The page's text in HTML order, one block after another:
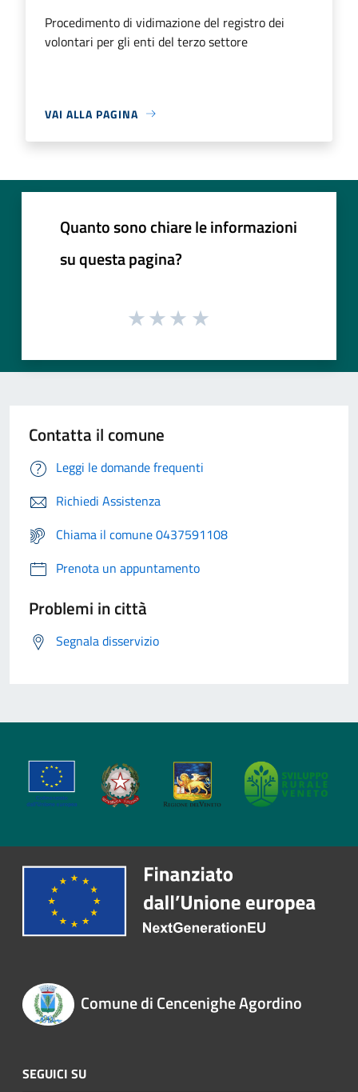
Procedimento di vidimazione del registro dei
volontari per gli enti del terzo settore
VAI ALLA PAGINA
Quanto sono chiare le informazioni
su questa pagina?
Contatta il comune
Leggi le domande frequenti
Richiedi Assistenza
Chiama il comune 0437591108
Prenota un appuntamento
Problemi in città
Segnala disservizio
Comune di Cencenighe Agordino
SEGUICI SU